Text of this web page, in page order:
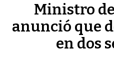
Ministro
anunció que
en dos